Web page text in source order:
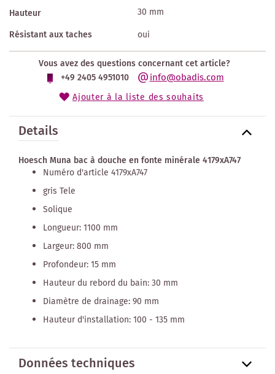
Hauteur
30 mm
Résistant aux taches
oui
Vous avez des questions concernant cet article?
+49 2405 4951010
info@obadis.com
Ajouter à la liste des souhaits
Details
Hoesch Muna bac à douche en fonte minérale 4179xA747
Numéro d'article 4179xA747
gris Tele
Solique
Longueur: 1100 mm
Largeur: 800 mm
Profondeur: 15 mm
Hauteur du rebord du bain: 30 mm
Diamètre de drainage: 90 mm
Hauteur d'installation: 100 - 135 mm
Données techniques